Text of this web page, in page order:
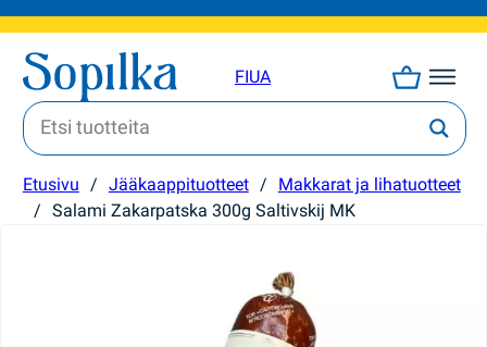
FIUA
Etusivu / Jääkaappituotteet /
Makkarat ja lihatuotteet
/ Salami Zakarpatska 300g Saltivskij MK